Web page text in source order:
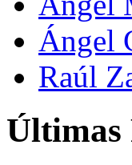
Ángel
Raúl
Últimas